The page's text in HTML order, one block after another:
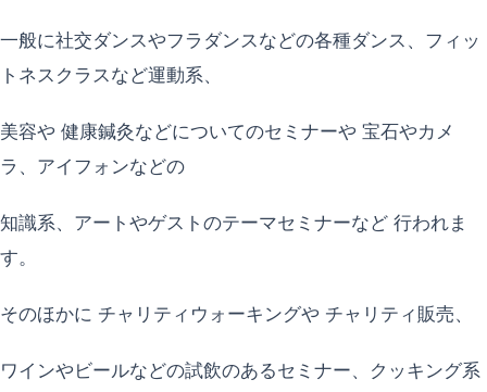
一般に社交ダンスやフラダンスなどの各種ダンス、フィッ
トネスクラスなど運動系、
美容や 健康鍼灸などについてのセミナーや 宝石やカメ
ラ、アイフォンなどの
知識系、アートやゲストのテーマセミナーなど 行われま
す。
そのほかに チャリティウォーキングや チャリティ販売、
ワインやビールなどの試飲のあるセミナー、クッキング系